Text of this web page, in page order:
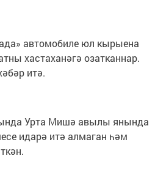
автомобиле юл кырыена
хастаханәгә озатканнар.
итә.
Урта Мишә авылы янында
идарә итә алмаган һәм